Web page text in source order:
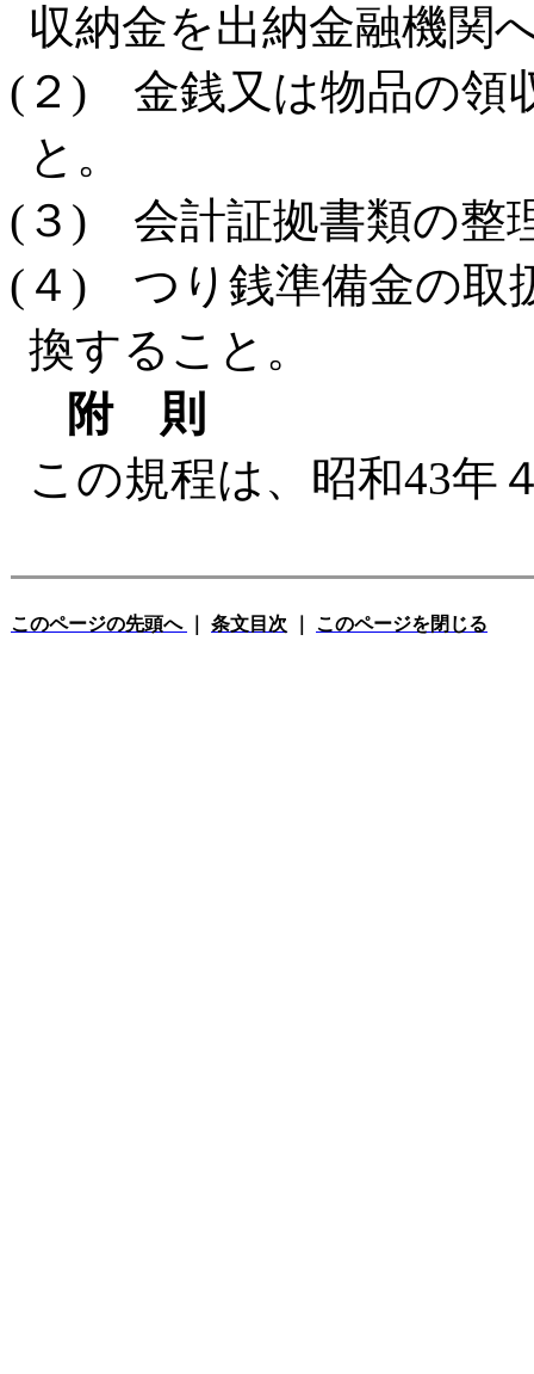
収納金を出納金融機関
(２) 金銭又は物品の領
と。
(３) 会計証拠書類の整
(４) つり銭準備金の取
換すること。
附 則
この規程は、昭和43年
このページの先頭へ 条文目次 このページを閉じる